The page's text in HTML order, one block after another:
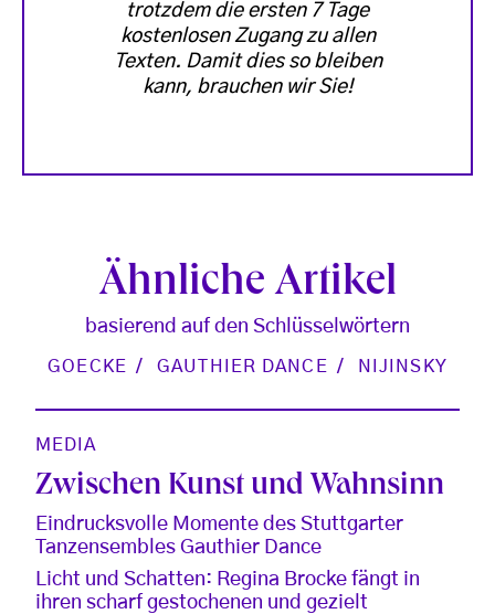
trotzdem die ersten 7 Tage
kostenlosen Zugang zu allen
Texten. Damit dies so bleiben
kann, brauchen wir Sie!
Ähnliche Artikel
basierend auf den Schlüsselwörtern
GOECKE GAUTHIER DANCE NIJINSKY
MEDIA
Zwischen Kunst und Wahnsinn
Eindrucksvolle Momente des Stuttgarter
Tanzensembles Gauthier Dance
Licht und Schatten: Regina Brocke fängt in
ihren scharf gestochenen und gezielt